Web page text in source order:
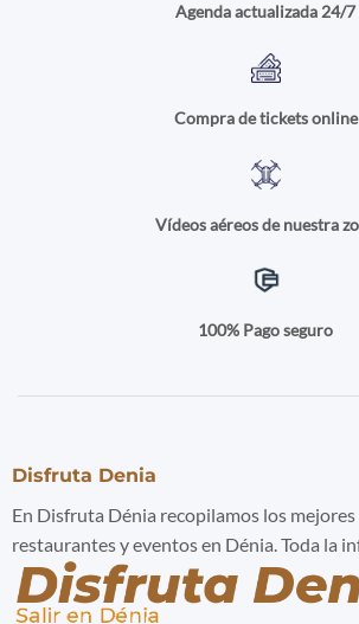
Agenda actualizada 24/7
Compra de tickets online
Vídeos aéreos de nuestra
100% Pago seguro
Disfruta Denia
En Disfruta Dénia recopilamos los mejores
restaurantes y eventos en Dénia. Toda la